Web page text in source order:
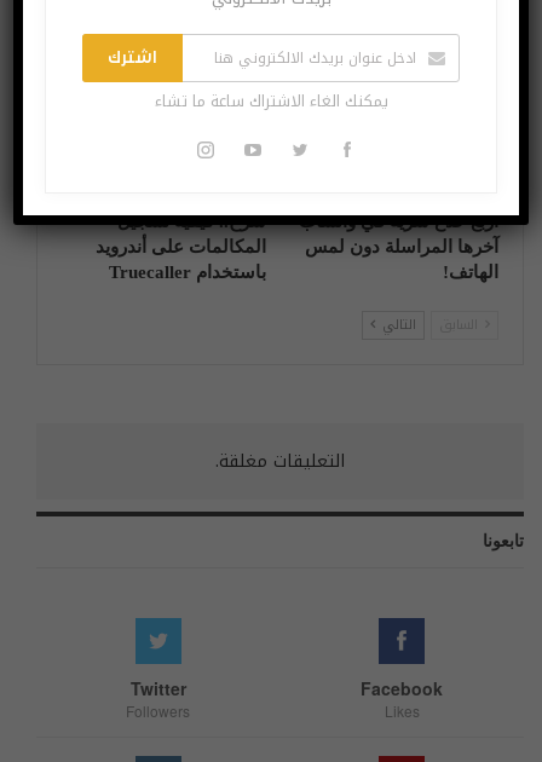
آخر الاخبار
أربع خدع سرية في واتساب
آخرها المراسلة دون لمس
الهاتف!
شروحات
شرح.. كيفية تسجيل
المكالمات على أندرويد
باستخدام Truecaller
التالي
التعليقات مغلقة.
تابعونا
Facebook
Likes
Twitter
Followers
اشترك
يمكنك الغاء الاشتراك ساعة ما تشاء